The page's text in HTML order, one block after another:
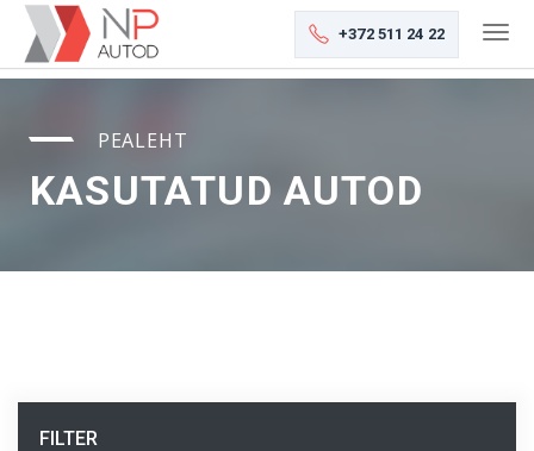
+372 511 24 22
PEALEHT
KASUTATUD AUTOD
FILTER